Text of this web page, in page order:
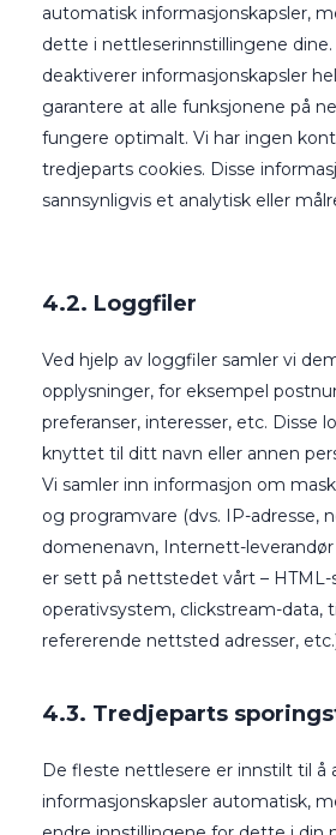
automatisk informasjonskapsler,
dette i nettleserinnstillingene dine.
deaktiverer informasjonskapsler
garantere at alle funksjonene på
fungere optimalt. Vi har ingen
tredjeparts cookies. Disse
sannsynligvis et analytisk eller
4.2. Loggfiler
Ved hjelp av loggfiler samler vi
opplysninger, for eksempel
preferanser, interesser, etc. Disse
knyttet til ditt navn eller annen
Vi samler inn informasjon om
og programvare (dvs. IP-adresse,
domenenavn, Internett-leverandør
er sett på nettstedet vårt – HTML-
operativsystem, clickstream-data,
refererende nettsted adresser,
4.3. Tredjeparts
De fleste nettlesere er innstilt til å
informasjonskapsler automatisk,